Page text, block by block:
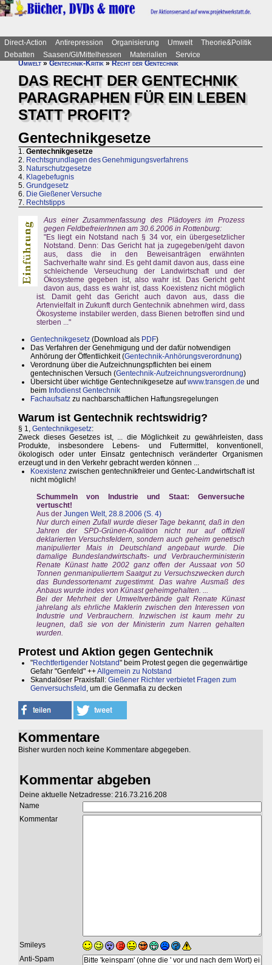
Direct-Action Antirepression Organisierung Umwelt
Theorie&Politik
Debatten
Saasen/GI/Mittelhessen Materialien
Service
Umwelt»Gentechnik-Kritik»Recht der Gentechnik
DAS RECHT DER GENTECHNIK
PARAGRAPHEN FÜR EIN LEBEN
STATT PROFIT?
Gentechnikgesetze
1. Gentechnikgesetze
2. Rechtsgrundlagen des Genehmigungsverfahrens
3. Naturschutzgesetze
4. Klagebefugnis
5. Grundgesetz
6. Die Gießener Versuche
7. Rechtstipps
Aus einer Zusammenfassung des Plädoyers im Prozess
gegen FeldbefreierInnen am 30.6.2006 in Rottenburg:
"Es liegt ein Notstand nach § 34 vor, ein übergesetzlicher
Notstand. Denn: Das Gericht hat ja zugegeben/geht davon
aus, dass die in den Beweisanträgen erwähnten
Sachverhalte wahr sind. Es geht damit davon aus, dass eine
schleichende Verseuchung der Landwirtschaft und der
Ökosysteme gegeben ist, also wahr ist. Das Gericht geht
davon aus, dass es wahr ist, dass Koexistenz nicht möglich
ist. Damit geht das Gericht auch davon aus, dass die
Artenvielfalt in Zukunft durch Gentechnik abnehmen wird, dass
Ökosysteme instabiler werden, dass Bienen betroffen sind und
sterben ..."
Gentechnikgesetz (Download als PDF)
Das Verfahren der Genehmigung und der dafür notwendigen
Anhörung der Öffentlichkeit (Gentechnik-Anhörungsverordnung)
Verordnung über die Aufzeichnungspflichten bei einem
gentechnischen Versuch (Gentechnik-Aufzeichnungsverordnung)
Übersicht über wichtige Gentechnikgesetze aufwww.transgen.de und
beim Infodienst Gentechnik
Fachaufsatz zu nachbarschaftlichen Haftungsregelungen
Warum ist Gentechnik rechtswidrig?
§ 1, Gentechnikgesetz:
Zweck dieses Gesetzes ist, ... die Möglichkeit zu gewährleisten, dass
Produkte, insbesondere Lebens- und Futtermittel, konventionell,
ökologisch oder unter Einsatz gentechnisch veränderter Organismen
erzeugt und in den Verkehr gebracht werden können ...
Koexistenz zwischen gentechnikfreier und Gentec-Landwirtschaft ist
nicht möglich!
Schummeln von Industrie und Staat: Genversuche
vertuscht!
Aus der Jungen Welt, 28.8.2006 (S. 4)
Nur durch einen Zufall wurde dieser Tage bekannt, daß in den
Jahren der SPD-Grünen-Koalition nicht nur auf offiziell
deklarierten Versuchsfeldern, sondern auch geheim genetisch
manipulierter Mais in Deutschland angebaut wurde. Die
damalige Bundeslandwirtschafts- und Verbraucherministerin
Renate Künast hatte 2002 ganz offen der Aussaat von 50
Tonnen genmanipuliertem Saatgut zu Versuchszwecken durch
das Bundessortenamt zugestimmt. Das wahre Ausmaß des
Anbaus wurde indes von Künast geheimgehalten. ...
Bei der Mehrheit der Umweltverbände galt Renate Künast
jahrelang als ehrliche Maklerin zwischen den Interessen von
Industrie und Verbrauchern. Inzwischen ist kaum mehr zu
leugnen, daß sie von der Ministerin zum Narren gehalten
wurden.
Protest und Aktion gegen Gentechnik
"Rechtfertigender Notstand" beim Protest gegen die gegenwärtige
Gefahr "Genfeld" ++Allgemein zu Notstand
Skandalöser Praxisfall: Gießener Richter verbietet Fragen zum
Genversuchsfeld , um die Genmafia zu decken
Kommentare
Bisher wurden noch keine Kommentare abgegeben.
Kommentar abgeben
Deine aktuelle Netzadresse: 216.73.216.208
Name
Kommentar
Smileys
Anti-Spam